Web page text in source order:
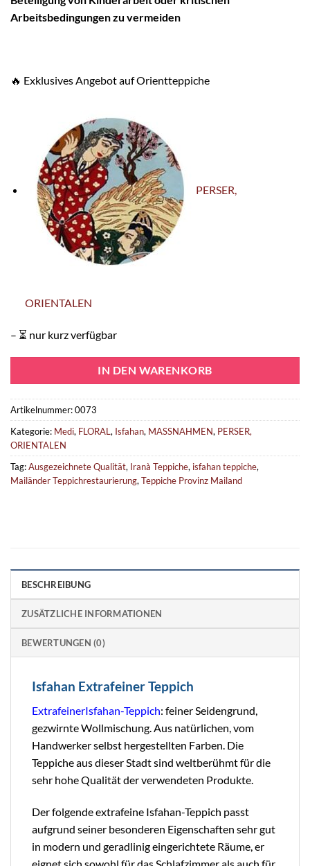
Arbeitsbedingungen zu vermeiden
🔥 Exklusives Angebot auf Orientteppiche
PERSER,
ORIENTALEN
– ⏳ nur kurz verfügbar
IN DEN WARENKORB
Artikelnummer:0073
Kategorie: Medi, FLORAL, Isfahan, MASSNAHMEN, PERSER,
ORIENTALEN
Tag:Ausgezeichnete Qualität, Iranà Teppiche, isfahan teppiche,
Mailänder Teppichrestaurierung, Teppiche Provinz Mailand
BESCHREIBUNG
ZUSÄTZLICHE INFORMATIONEN
BEWERTUNGEN (0)
Isfahan Extrafeiner Teppich
ExtrafeinerIsfahan-Teppich: feiner Seidengrund,
gezwirnte Wollmischung. Aus natürlichen, vom
Handwerker selbst hergestellten Farben. Die
Teppiche aus dieser Stadt sind weltberühmt für die
sehr hohe Qualität der verwendeten Produkte.
Der folgende extrafeine Isfahan-Teppich passt
aufgrund seiner besonderen Eigenschaften sehr gut
in modern und geradlinig eingerichtete Räume, er